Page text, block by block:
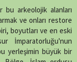
arkeolojik alanları
ve onları restore
boyutları ve en eski
İmparatorluğu'nun
yerleşimin büyük bir